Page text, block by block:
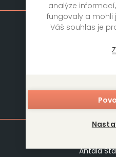
analýze
fungovaly a mohli
Váš souhlas je
Knihy
Antala